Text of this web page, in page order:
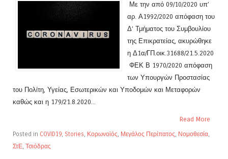
Με την από 09/10/2020 υπ’
αρ. Α1992/2020 απόφαση του
Δ’ Τμήματος του Συμβουλίου
της Επικρατείας, ακυρώθηκε
η Δ1α/ΓΠ.οικ.31688/21.5.2020
ΦΕΚ Β 1970/2020 απόφαση
των Υπουργών Προστασίας
του Πολίτη, Υγείας, Εσωτερικών και Υποδομών και Μεταφορών
καθώς και η 179/21.8.2020...
Read More
Posted in COVID19, Stories, Κορωνοϊός, Μεγάλος Περίπατος, Νομοθεσία,
ΣτΕ, Τσιόδρας